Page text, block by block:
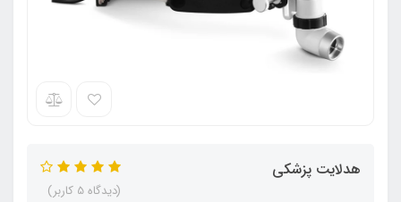
هدلایت پزشکی
(دیدگاه 5 کاربر)